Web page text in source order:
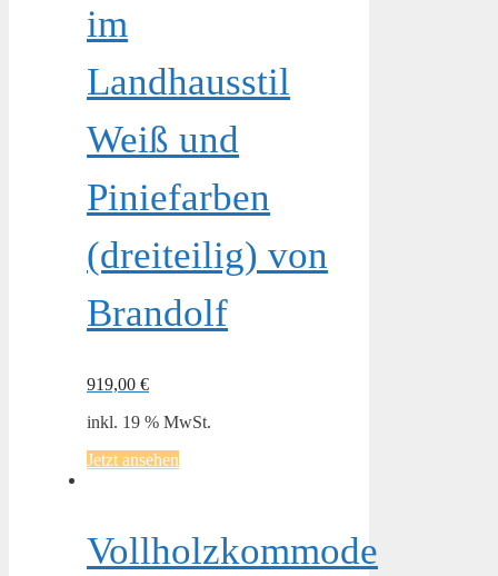
im
Landhausstil
Weiß und
Piniefarben
(dreiteilig) von
Brandolf
919,00 €
inkl. 19 % MwSt.
Jetzt ansehen
Vollholzkommode